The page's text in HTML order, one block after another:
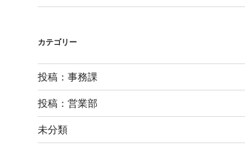
カテゴリー
投稿：事務課
投稿：営業部
未分類